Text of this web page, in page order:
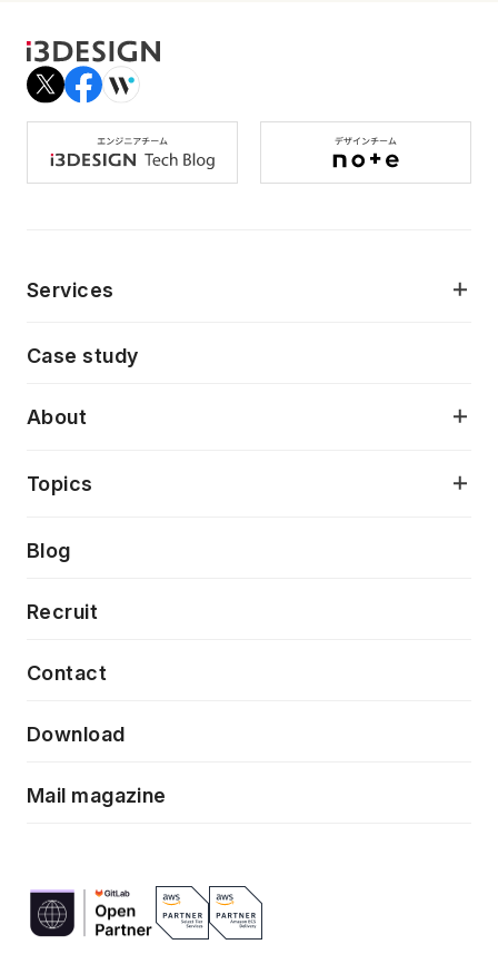
Services
AI駆動開発支援
モダナイゼーション
特徴量エンジニアリングと生成AI
フロントエンド開発
Case study
About
当社が目指しているもの
Topics
Press release
News
Event/Seminer
Blog
Recruit
Contact
Download
Mail magazine